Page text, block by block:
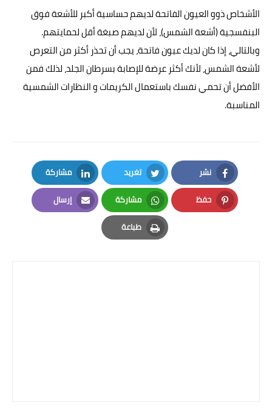
الأشخاص ذوو العيون الفاتحة لديهم حساسية أكبر للأشعة فوق
البنفسجية (أشعة الشمس)، لأن لديهم صبغة أقل لحمايتهم.
وبالتالي، إذا كان لديك عيون فاتحة، يجب أن تحذر أكثر من التعرص
لأشعة الشمس، لأنك أكثر عرضة للإصابة بسرطان الجلد، لذلك فمن
الأفضل أن تحمي نفسك باستعمال الكريمات و النظارات الشمسية
المناسبة.
نشر
Facebook
تغريد
Twitter
مشاركة
LinkedIn
حفظ
Pinterest
مشاركة
Whatsapp
إرسال
Email
طباعة
Print